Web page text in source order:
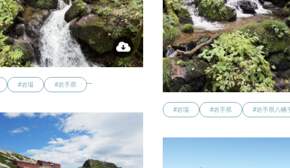
#岩場 #岩手県 #岩手県八幡
#岩場 #岩手県 …